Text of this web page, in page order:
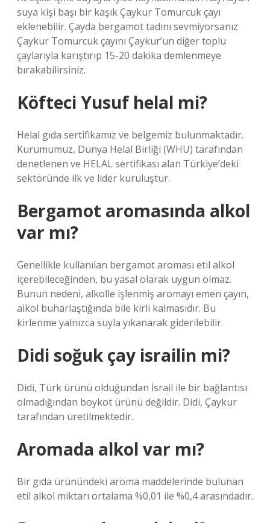
suya kişi başı bir kaşık Çaykur Tomurcuk çayı
eklenebilir. Çayda bergamot tadını sevmiyorsanız
Çaykur Tomurcuk çayını Çaykur’un diğer toplu
çaylarıyla karıştırıp 15-20 dakika demlenmeye
bırakabilirsiniz.
Köfteci Yusuf helal mi?
Helal gıda sertifikamız ve belgemiz bulunmaktadır.
Kurumumuz, Dünya Helal Birliği (WHU) tarafından
denetlenen ve HELAL sertifikası alan Türkiye’deki
sektöründe ilk ve lider kuruluştur.
Bergamot aromasında alkol
var mı?
Genellikle kullanılan bergamot aroması etil alkol
içerebileceğinden, bu yasal olarak uygun olmaz.
Bunun nedeni, alkolle işlenmiş aromayı emen çayın,
alkol buharlaştığında bile kirli kalmasıdır. Bu
kirlenme yalnızca suyla yıkanarak giderilebilir.
Didi soğuk çay israilin mi?
Didi, Türk ürünü olduğundan İsrail ile bir bağlantısı
olmadığından boykot ürünü değildir. Didi, Çaykur
tarafından üretilmektedir.
Aromada alkol var mı?
Bir gıda ürünündeki aroma maddelerinde bulunan
etil alkol miktarı ortalama %0,01 ile %0,4 arasındadır.